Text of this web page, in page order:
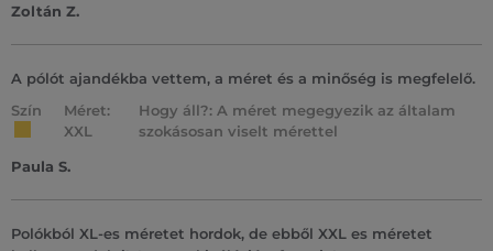
Zoltán Z.
A pólót ajandékba vettem, a méret és a minőség is megfelelő.
Szín
Méret:
XXL
Hogy áll?: A méret megegyezik az általam
szokásosan viselt mérettel
Paula S.
Polókból XL-es méretet hordok, de ebből XXL es méretet